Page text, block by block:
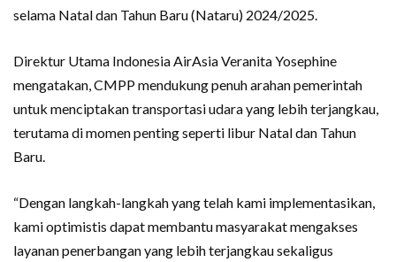
selama Natal dan Tahun Baru (Nataru) 2024/2025.
Direktur Utama Indonesia AirAsia Veranita Yosephine
mengatakan, CMPP mendukung penuh arahan pemerintah
untuk menciptakan transportasi udara yang lebih terjangkau,
terutama di momen penting seperti libur Natal dan Tahun
Baru.
“Dengan langkah-langkah yang telah kami implementasikan,
kami optimistis dapat membantu masyarakat mengakses
layanan penerbangan yang lebih terjangkau sekaligus